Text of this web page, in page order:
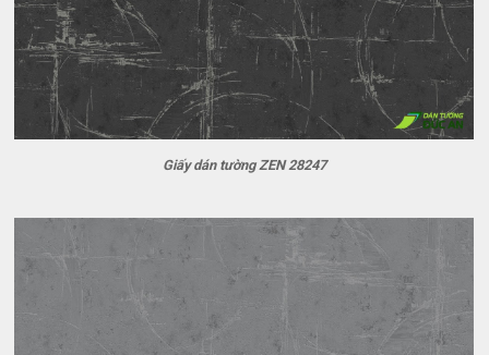
Giấy dán tường ZEN 28247